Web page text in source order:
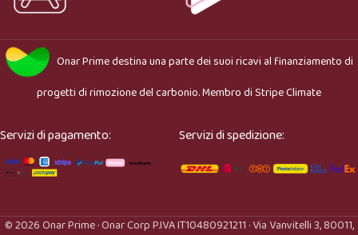
Onar Primedestina una parte dei suoi ricavi al finanziamento di
progetti di rimozione del carbonio. Membro diStripe Climate
Servizi di pagamento: Servizi di spedizione:
© 2026 Onar Prime · Onar Corp P.IVA IT10480921211 · Via Vanvitelli 3, 80011,